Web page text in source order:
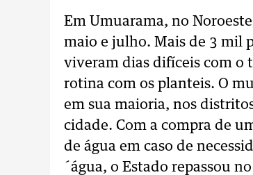
Em Umuarama, no
maio e julho. Mais de 3 mil
viveram dias difíceis com o
rotina com os planteis. O
em sua maioria, nos
cidade. Com a compra de
de água em caso de
´água, o Estado repassou